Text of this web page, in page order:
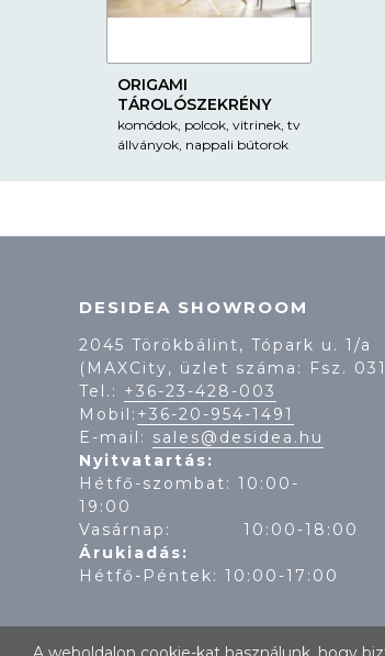
ORIGAMI
TÁROLÓSZEKRÉNY
komódok, polcok, vitrinek, tv
állványok, nappali bútorok
DESIDEA SHOWROOM
2045 Törökbálint, Tópark u. 1/a
(MAXCity, üzlet száma: Fsz.
Tel.: +36-23-428-003
Mobil: +36-20-954-1491
E-mail: sales@desidea.hu
Nyitvatartás:
Hétfő-szombat: 10:00-
Vasárnap: 10:00-18:00
Árukiadás:
Hétfő-Péntek: 10:00-17:00